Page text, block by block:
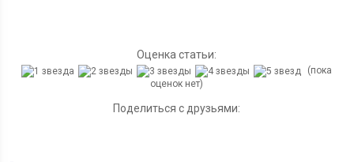
Оценка статьи:
(пока
оценок нет)
Поделиться с друзьями: